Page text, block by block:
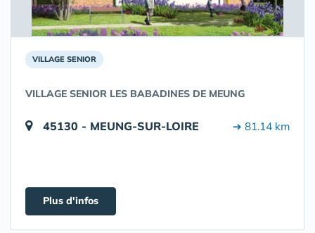
VILLAGE SENIOR
VILLAGE SENIOR LES BABADINES DE MEUNG
45130 - MEUNG-SUR-LOIRE ➔ 81.14 km
Plus d'infos